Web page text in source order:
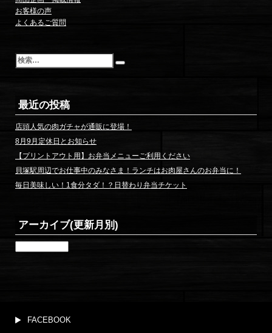
り
お客様の声
よくあるご質問
最近の投稿
店頭人気の肉ガチャが通販に登場！
8月9月定休日とお知らせ
【プリントアウト用】お弁当メニューご利用ください
貝塚駅周辺でお仕事中のみなさま！ランチはお肉屋さんのお弁当に！
毎日美味しい！1食分タダ！？日替わり弁当チケット
アーカイブ(更新月別)
新
FACEBOOK